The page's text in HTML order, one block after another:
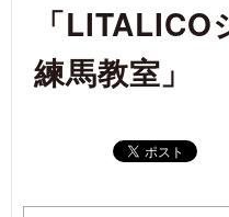
「
練馬教室」